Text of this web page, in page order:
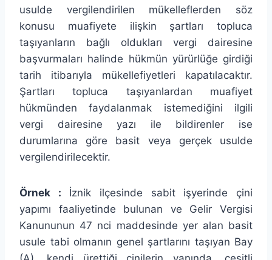
usulde vergilendirilen mükelleflerden söz
konusu muafiyete ilişkin şartları topluca
taşıyanların bağlı oldukları vergi dairesine
başvurmaları halinde hükmün yürürlüğe girdiği
tarih itibarıyla mükellefiyetleri kapatılacaktır.
Şartları topluca taşıyanlardan muafiyet
hükmünden faydalanmak istemediğini ilgili
vergi dairesine yazı ile bildirenler ise
durumlarına göre basit veya gerçek usulde
vergilendirilecektir.
Örnek : İznik ilçesinde sabit işyerinde çini
yapımı faaliyetinde bulunan ve Gelir Vergisi
Kanununun 47 nci maddesinde yer alan basit
usule tabi olmanın genel şartlarını taşıyan Bay